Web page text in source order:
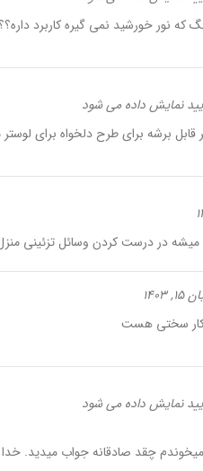
که نور خورشید نمی گیره کاربرد
نمایش داده می شود
قابل برشه برای طرح دلخواه برای
در درست کردن وسائل تزئینی
15, 1403
سختی هست
نمایش داده می شود
چقد صادقانه جواب میدید.